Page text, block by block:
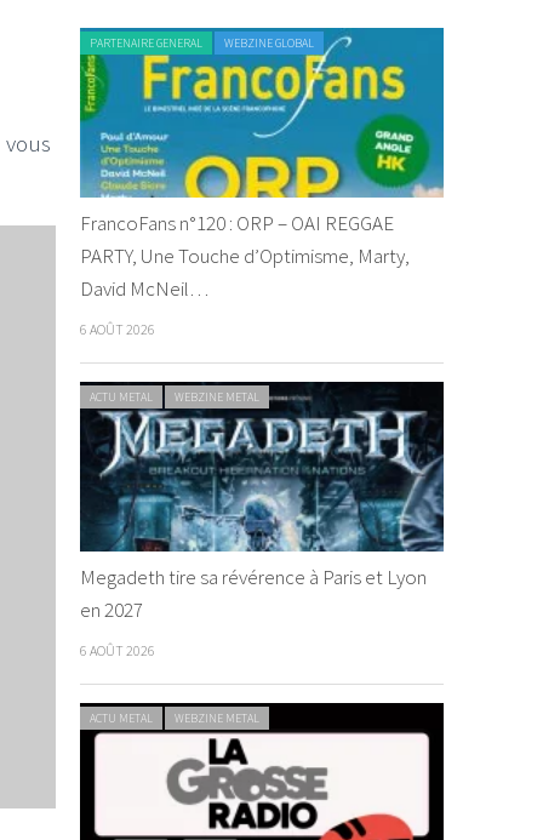
PARTENAIRE GENERAL WEBZINE GLOBAL
FrancoFans n°120 : ORP – OAI REGGAE
PARTY, Une Touche d’Optimisme, Marty,
David McNeil…
6 AOÛT 2026
ACTU METAL WEBZINE METAL
Megadeth tire sa révérence à Paris et Lyon
en 2027
6 AOÛT 2026
ACTU METAL WEBZINE METAL